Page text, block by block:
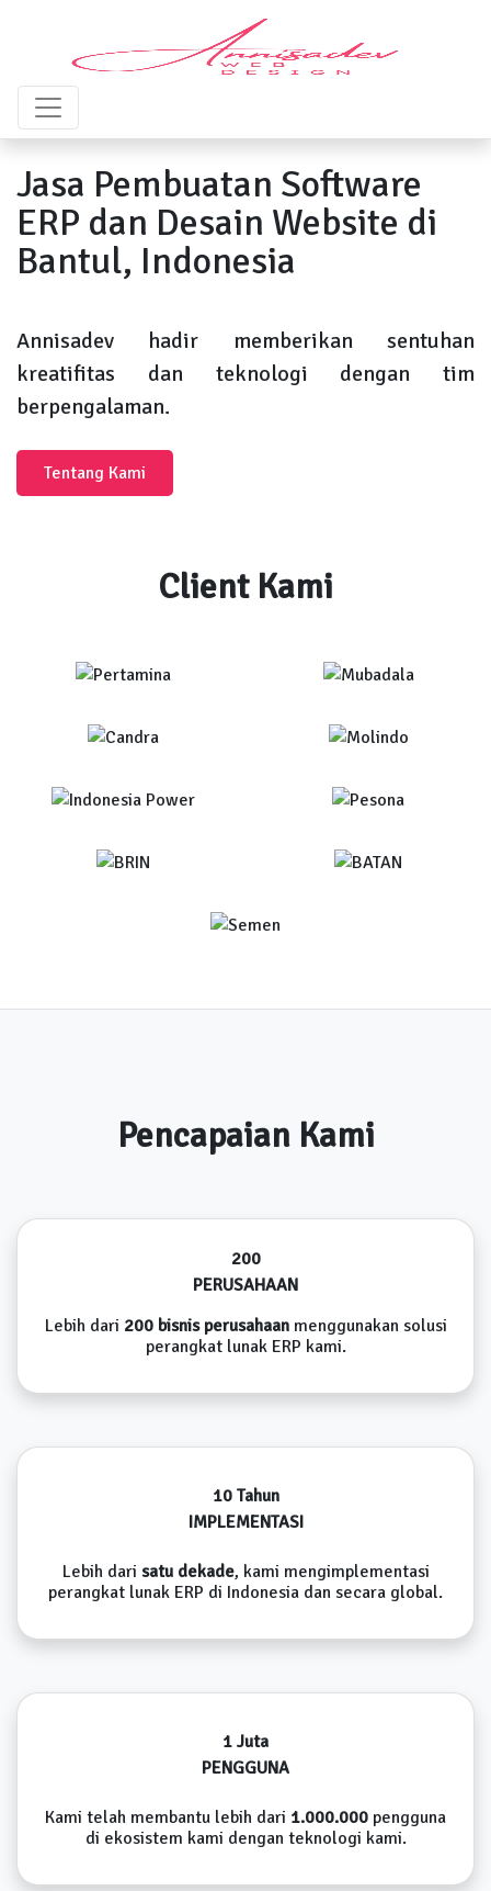
Jasa Pembuatan Software
ERP dan Desain Website di
Bantul, Indonesia
Annisadev hadir memberikan sentuhan
kreatifitas dan teknologi dengan tim
berpengalaman.
Tentang Kami
Client Kami
Pencapaian Kami
200
PERUSAHAAN
Lebih dari 200 bisnis perusahaanmenggunakan solusi
perangkat lunak ERP kami.
10 Tahun
IMPLEMENTASI
Lebih dari satu dekade, kami mengimplementasi
perangkat lunak ERP di Indonesia dan secara global.
1 Juta
PENGGUNA
Kami telah membantu lebih dari 1.000.000 pengguna
di ekosistem kami dengan teknologi kami.